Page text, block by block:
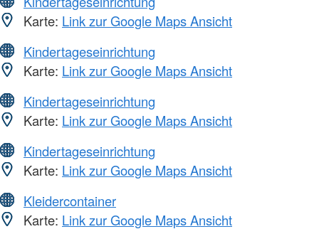
Karte: Link zur Google Maps Ansicht
Kindertageseinrichtung
Karte: Link zur Google Maps Ansicht
Kindertageseinrichtung
Karte: Link zur Google Maps Ansicht
Kindertageseinrichtung
Karte: Link zur Google Maps Ansicht
Kleidercontainer
Karte: Link zur Google Maps Ansicht